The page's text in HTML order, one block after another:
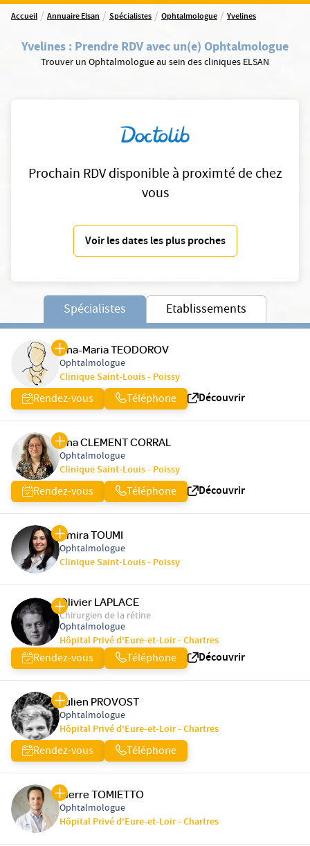
Accueil / Annuaire Elsan / Spécialistes / Ophtalmologue / Yvelines
Yvelines : Prendre RDV avec un(e) Ophtalmologue
Trouver un Ophtalmologue au sein des cliniques ELSAN
Prochain RDV disponible à proximté de chez
vous
Voir les dates les plus proches
Spécialistes Etablissements
Ana-Maria TEODOROV
Ophtalmologue
Clinique Saint-Louis - Poissy
Rendez-vous Téléphone Découvrir
Ana CLEMENT CORRAL
Ophtalmologue
Clinique Saint-Louis - Poissy
Rendez-vous Téléphone Découvrir
Amira TOUMI
Ophtalmologue
Clinique Saint-Louis - Poissy
Olivier LAPLACE
Chirurgien de la rétine
Ophtalmologue
Hôpital Privé d'Eure-et-Loir - Chartres
Rendez-vous Téléphone Découvrir
Julien PROVOST
Ophtalmologue
Hôpital Privé d'Eure-et-Loir - Chartres
Rendez-vous Téléphone
Pierre TOMIETTO
Ophtalmologue
Hôpital Privé d'Eure-et-Loir - Chartres